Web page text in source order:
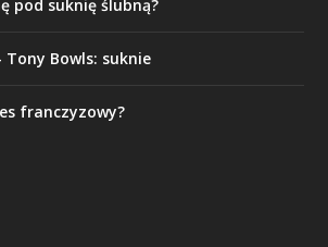
pod suknię ślubną?
Tony Bowls: suknie
franczyzowy?